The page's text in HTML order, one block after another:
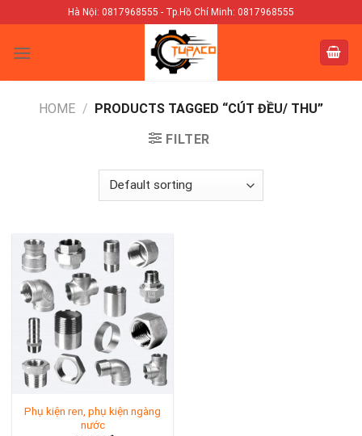
to
content
Hà Nội: 0817968555 - Tp.Hồ Chí Minh: 0817968555
HOME / PRODUCTS TAGGED “CÚT ĐỀU/ THU”
FILTER
Phụ kiện ren, phụ kiện ngàng
nước